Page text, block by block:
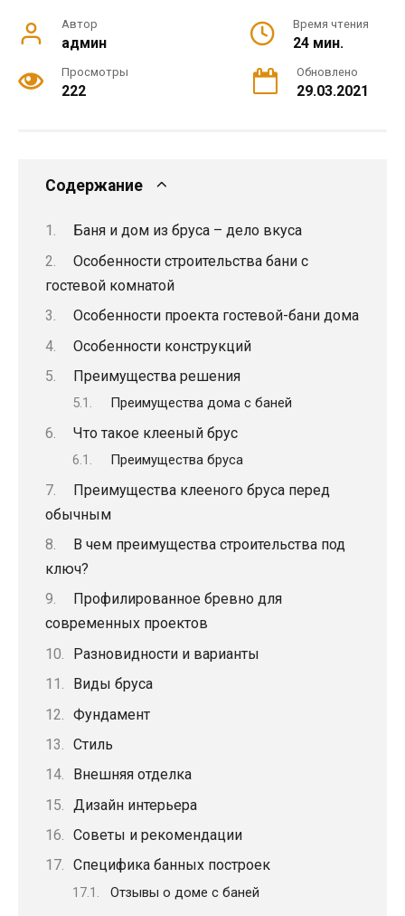
Автор
админ
Время чтения
24 мин.
Просмотры
222
Обновлено
29.03.2021
Содержание
Баня и дом из бруса – дело вкуса
Особенности строительства бани с
гостевой комнатой
Особенности проекта гостевой-бани дома
Особенности конструкций
Преимущества решения
Преимущества дома с баней
Что такое клееный брус
Преимущества бруса
Преимущества клееного бруса перед
обычным
В чем преимущества строительства под
ключ?
Профилированное бревно для
современных проектов
Разновидности и варианты
Виды бруса
Фундамент
Стиль
Внешняя отделка
Дизайн интерьера
Советы и рекомендации
Специфика банных построек
Отзывы о доме с баней